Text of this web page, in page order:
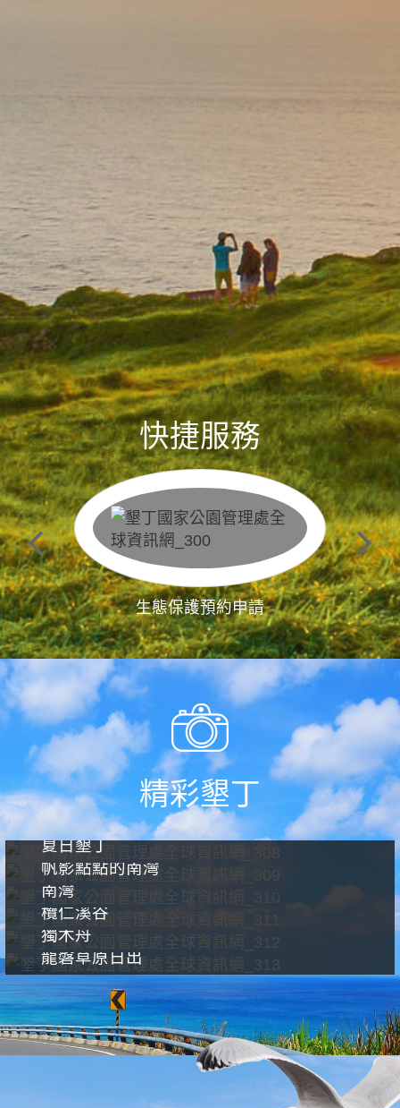
快捷服務
生態保護預約申請
精彩墾丁
夏日墾丁
帆影點點的南灣
南灣
欖仁溪谷
獨木舟
龍磐草原日出